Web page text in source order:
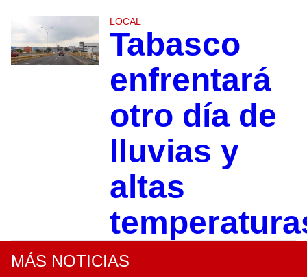
LOCAL
Tabasco
enfrentará
otro día de
lluvias y
altas
MÁS NOTICIAS